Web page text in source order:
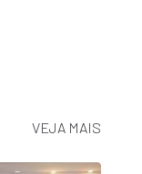
VEJA MAIS